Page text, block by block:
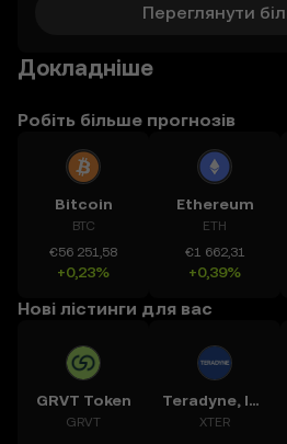
Переглянути
Докладніше
Робіть більше прогнозів
Bitcoin
BTC
€56 251,58
+0,23%
Ethereum
ETH
€1 662,31
+0,39%
Нові лістинги для вас
GRVT Token
GRVT
Teradyne, Inc.
XTER